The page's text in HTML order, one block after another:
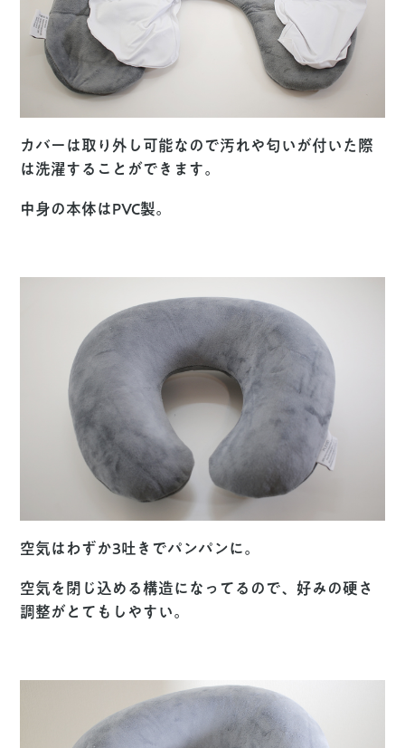
カバーは取り外し可能なので汚れや匂いが付いた際
は洗濯することができます。
中身の本体はPVC製。
空気はわずか3吐きでパンパンに。
空気を閉じ込める構造になってるので、好みの硬さ
調整がとてもしやすい。